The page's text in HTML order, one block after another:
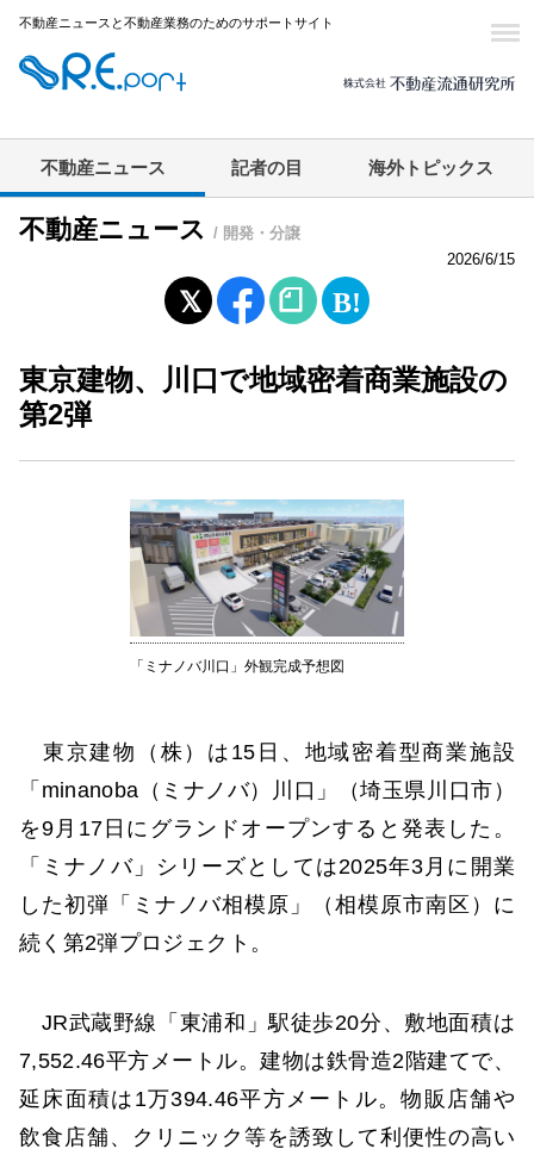
不動産ニュースと不動産業務のためのサポートサイト
不動産ニュース 記者の目 海外トピックス
不動産ニュース / 開発・分譲
2026/6/15
東京建物、川口で地域密着商業施設の
第2弾
「ミナノバ川口」外観完成予想図
東京建物（株）は15日、地域密着型商業施設
「minanoba（ミナノバ）川口」（埼玉県川口市）
を9月17日にグランドオープンすると発表した。
「ミナノバ」シリーズとしては2025年3月に開業
した初弾「ミナノバ相模原」（相模原市南区）に
続く第2弾プロジェクト。
JR武蔵野線「東浦和」駅徒歩20分、敷地面積は
7,552.46平方メートル。建物は鉄骨造2階建てで、
延床面積は1万394.46平方メートル。物販店舗や
飲食店舗、クリニック等を誘致して利便性の高い